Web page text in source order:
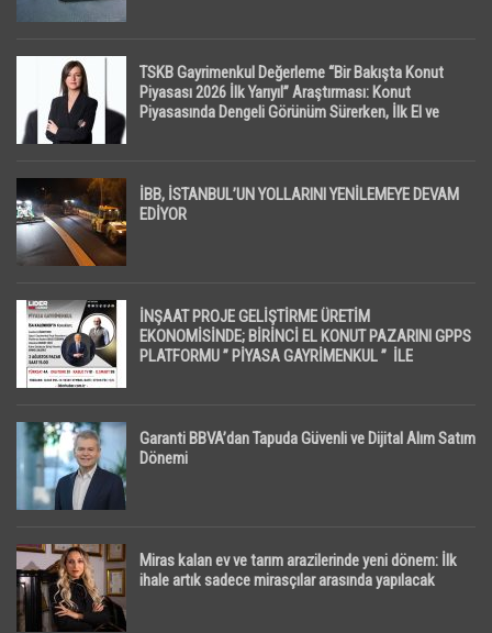
TSKB Gayrimenkul Değerleme “Bir Bakışta Konut
Piyasası 2026 İlk Yarıyıl” Araştırması: Konut
Piyasasında Dengeli Görünüm Sürerken, İlk El ve
İBB, İSTANBUL’UN YOLLARINI YENİLEMEYE DEVAM
EDİYOR
İNŞAAT PROJE GELİŞTİRME ÜRETİM
EKONOMİSİNDE; BİRİNCİ EL KONUT PAZARINI GPPS
PLATFORMU ” PİYASA GAYRİMENKUL ” İLE
Garanti BBVA’dan Tapuda Güvenli ve Dijital Alım Satım
Dönemi
Miras kalan ev ve tarım arazilerinde yeni dönem: İlk
ihale artık sadece mirasçılar arasında yapılacak